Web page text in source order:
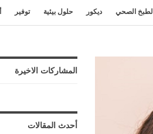
الطبخ الصحي ديكور حلول بيئية توفير
المشاركات الاخيرة
أحدث المقالات